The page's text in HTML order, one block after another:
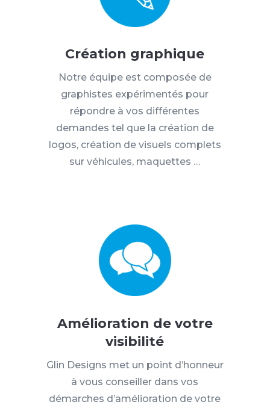
Création graphique
Notre équipe est composée de
graphistes expérimentés pour
répondre à vos différentes
demandes tel que la création de
logos, création de visuels complets
sur véhicules, maquettes …
Amélioration de votre
visibilité
Glin Designs met un point d’honneur
à vous conseiller dans vos
démarches d’amélioration de votre